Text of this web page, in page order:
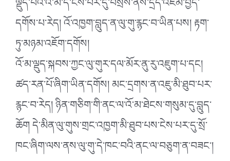
དགོས་པ་རེད། འོ་འཁྱག་བླུད་ན་ལུ་གུ་རྙང་བ་ཡིན་པས། རྟག་
ཏུ་མཉམ་འཇོག་དགོས།
འོ་མ་ལྡུད་སྐབས་ཀྱང་ལུ་གུར་དལ་མོར་ནུ་རུ་འཇུག་པ་དང།
ཚད་རན་པོ་ཞིག་ཡིན་དགོས། མང་དྲགས་ན་འཇུ་མི་ཐུབ་པར་
རྙང་བ་རེད། ཉིན་གཅིག་གི་ནང་ལ་འོ་མ་ཐེངས་གསུམ་དུ་བླུད་
ཆོག དེ་མིན་ལུ་གུས་གྲང་འཁྱག་མི་ཐུབ་པས་ངེས་པར་དུ་སྲོ་
ཁང་ཞིག་ལས་ནས་ལུ་གུ་དེ་ཁང་བའི་ནང་ལ་བཅུག་ན་བཟང་།